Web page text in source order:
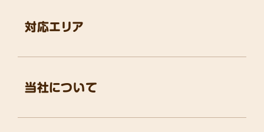
対応エリア
当社について